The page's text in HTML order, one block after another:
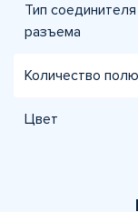
Тип соединителя
разъема
Количество
Цвет